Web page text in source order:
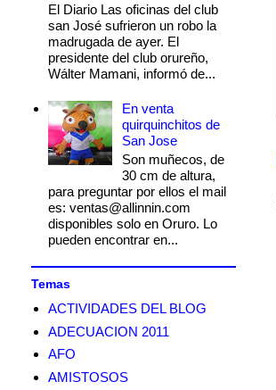
El Diario Las oficinas del club
san José sufrieron un robo la
madrugada de ayer. El
presidente del club orureño,
Wálter Mamani, informó de...
En venta
quirquinchitos de
San Jose
Son muñecos, de
30 cm de altura,
para preguntar por ellos el mail
es: ventas@allinnin.com
disponibles solo en Oruro. Lo
pueden encontrar en...
Temas
ACTIVIDADES DEL BLOG
ADECUACION 2011
AFO
AMISTOSOS